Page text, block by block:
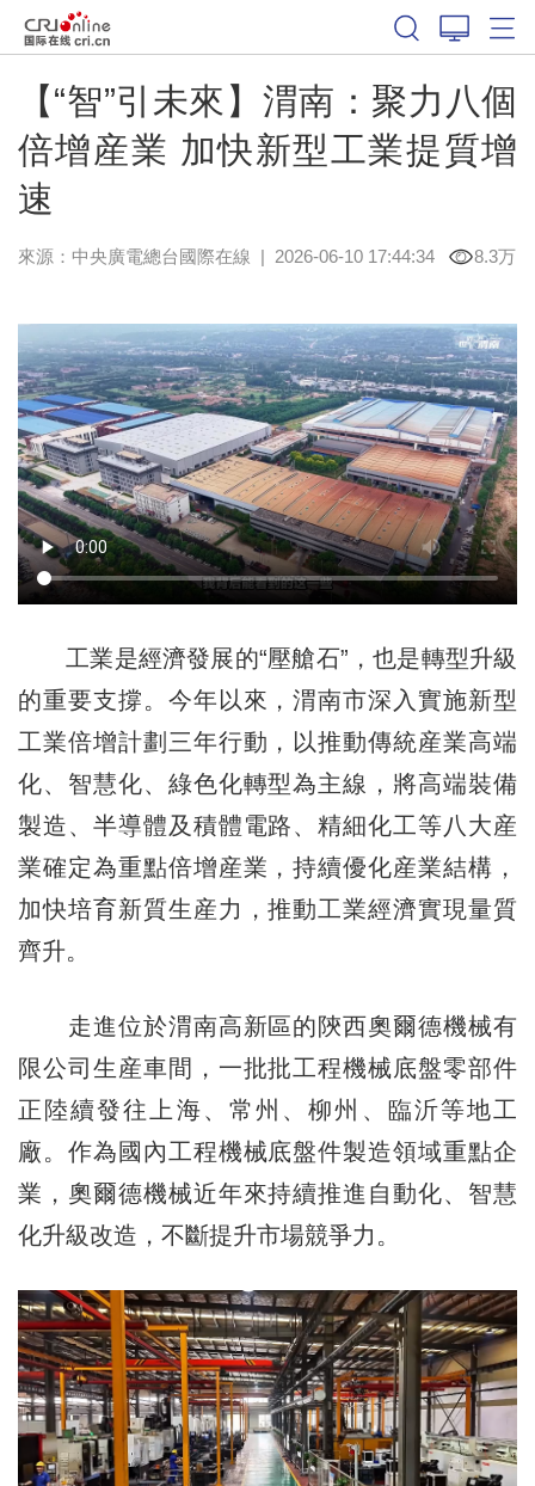
【“智”引未來】渭南：聚力八個
倍增産業 加快新型工業提質增
速
來源：中央廣電總台國際在線 | 2026-06-10 17:44:34 8.3万
工業是經濟發展的“壓艙石”，也是轉型升級
的重要支撐。今年以來，渭南市深入實施新型
工業倍增計劃三年行動，以推動傳統産業高端
化、智慧化、綠色化轉型為主線，將高端裝備
製造、半導體及積體電路、精細化工等八大産
業確定為重點倍增産業，持續優化産業結構，
加快培育新質生産力，推動工業經濟實現量質
齊升。
走進位於渭南高新區的陝西奧爾德機械有
限公司生産車間，一批批工程機械底盤零部件
正陸續發往上海、常州、柳州、臨沂等地工
廠。作為國內工程機械底盤件製造領域重點企
業，奧爾德機械近年來持續推進自動化、智慧
化升級改造，不斷提升市場競爭力。